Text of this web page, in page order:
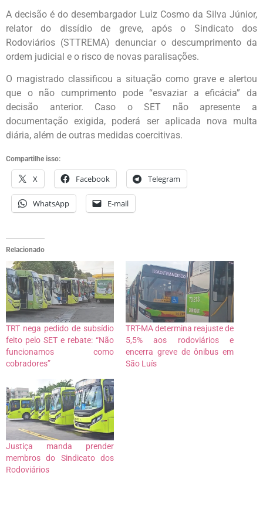
A decisão é do desembargador Luiz Cosmo da Silva Júnior,
relator do dissídio de greve, após o Sindicato dos
Rodoviários (STTREMA) denunciar o descumprimento da
ordem judicial e o risco de novas paralisações.
O magistrado classificou a situação como grave e alertou
que o não cumprimento pode “esvaziar a eficácia” da
decisão anterior. Caso o SET não apresente a
documentação exigida, poderá ser aplicada nova multa
diária, além de outras medidas coercitivas.
Compartilhe isso:
X Facebook Telegram
WhatsApp E-mail
Relacionado
TRT nega pedido de subsídio
feito pelo SET e rebate: “Não
funcionamos como
cobradores”
TRT-MA determina reajuste de
5,5% aos rodoviários e
encerra greve de ônibus em
São Luís
Justiça manda prender
membros do Sindicato dos
Rodoviários